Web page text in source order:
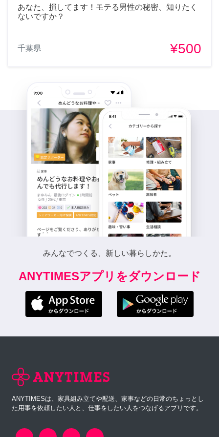
あなた、損してます！モテる男性の秘密、知りたく
ないですか？
千葉県 ¥500
みんなでつくる、新しい暮らしかた。
ANYTIMESアプリをダウンロード
ANYTIMESは、家具組み立てや配送、家事などの日常のちょっとし
た用事を依頼したい人と、仕事をしたい人をつなげるアプリです。